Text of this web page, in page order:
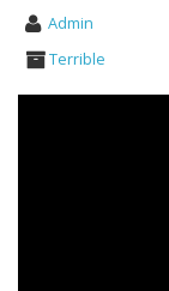
Admin
Terrible